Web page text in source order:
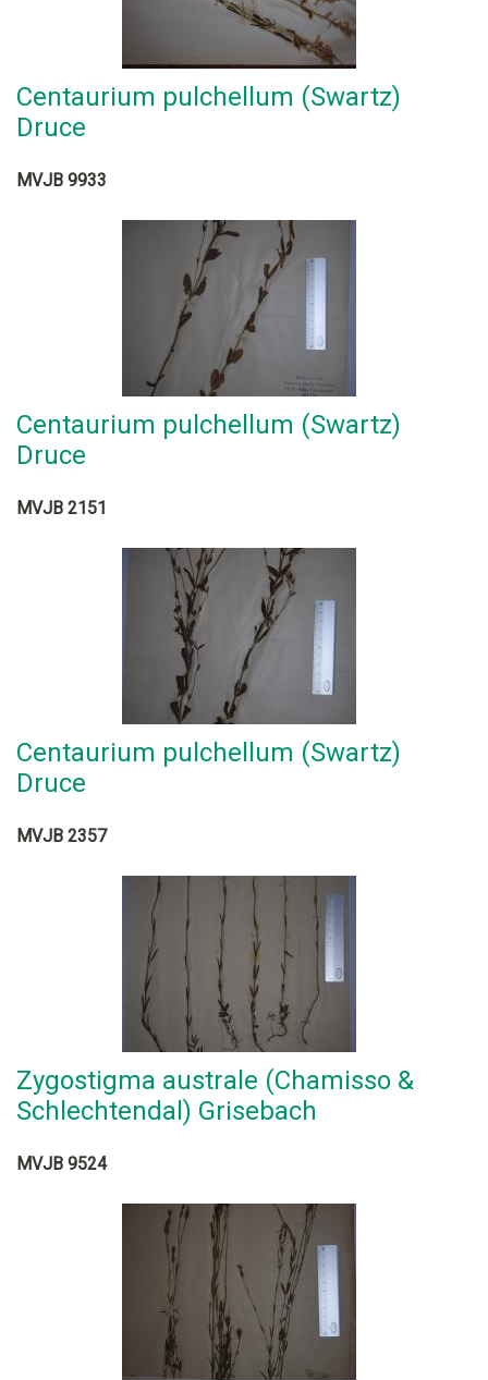
Centaurium pulchellum (Swartz)
Druce
MVJB 9933
Centaurium pulchellum (Swartz)
Druce
MVJB 2151
Centaurium pulchellum (Swartz)
Druce
MVJB 2357
Zygostigma australe (Chamisso &
Schlechtendal) Grisebach
MVJB 9524